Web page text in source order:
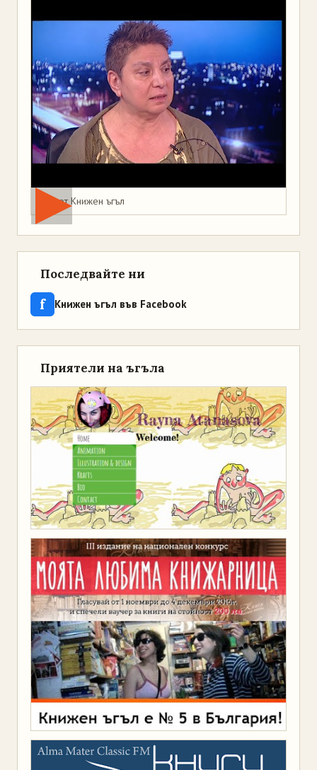
Мая от Книжен ъгъл
Последвайте ни
f Книжен ъгъл във Facebook
Приятели на ъгъла